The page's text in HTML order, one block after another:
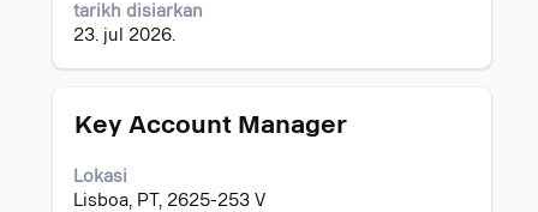
tarikh disiarkan
23. jul 2026.
bagi
maklumat
kerja.
Jawatan
Key Account Manager
Lokasi
Lisboa, PT, 2625-253 V
Pilih
dengan
bar
ruang